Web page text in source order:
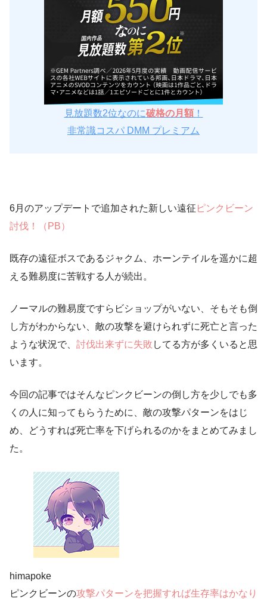
見放題数2位なのに破格の月額！
非常識コスパ DMM プレミアム
6月のアップデートで追加された新しい遠征 ピンクビーン
討伐！（PB）
既存の遠征ボスであるジャクム、ホーンテイルを遥かに超
える難易度に苦戦する人が続出。
ノーマルの難易度ですらビショップがいない、そもそも倒
し方がわからない、敵の攻撃を避けられずに死亡と言った
ような状況で、 討伐出来ずに失敗 してる方が多くいると思
います。
今回の記事ではそんなピンクビーンの倒し方を少しでも多
くの人に知ってもらうために、敵の攻撃パターンをはじ
め、どうすれば死亡率を下げられるのかをまとめてみまし
た。
himapoke
ピンクビーンの攻撃パターンを把握すれば生存率はかなり